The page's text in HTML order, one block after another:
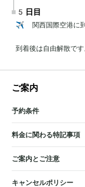
5日目
✈️ 関西国際空港
到着後は自由解散です
ご案内
予約条件
料金に関わる特記事項
ご案内とご注意
キャンセルポリシー